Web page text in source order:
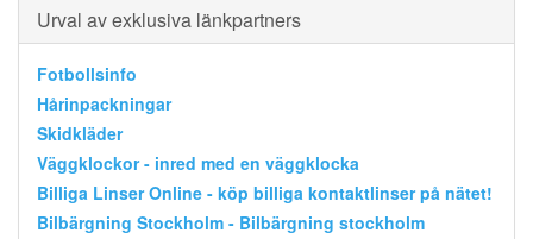
Urval av exklusiva länkpartners
Fotbollsinfo
Hårinpackningar
Skidkläder
Väggklockor - inred med en väggklocka
Billiga Linser Online - köp billiga kontaktlinser på nätet!
Bilbärgning Stockholm - Bilbärgning stockholm